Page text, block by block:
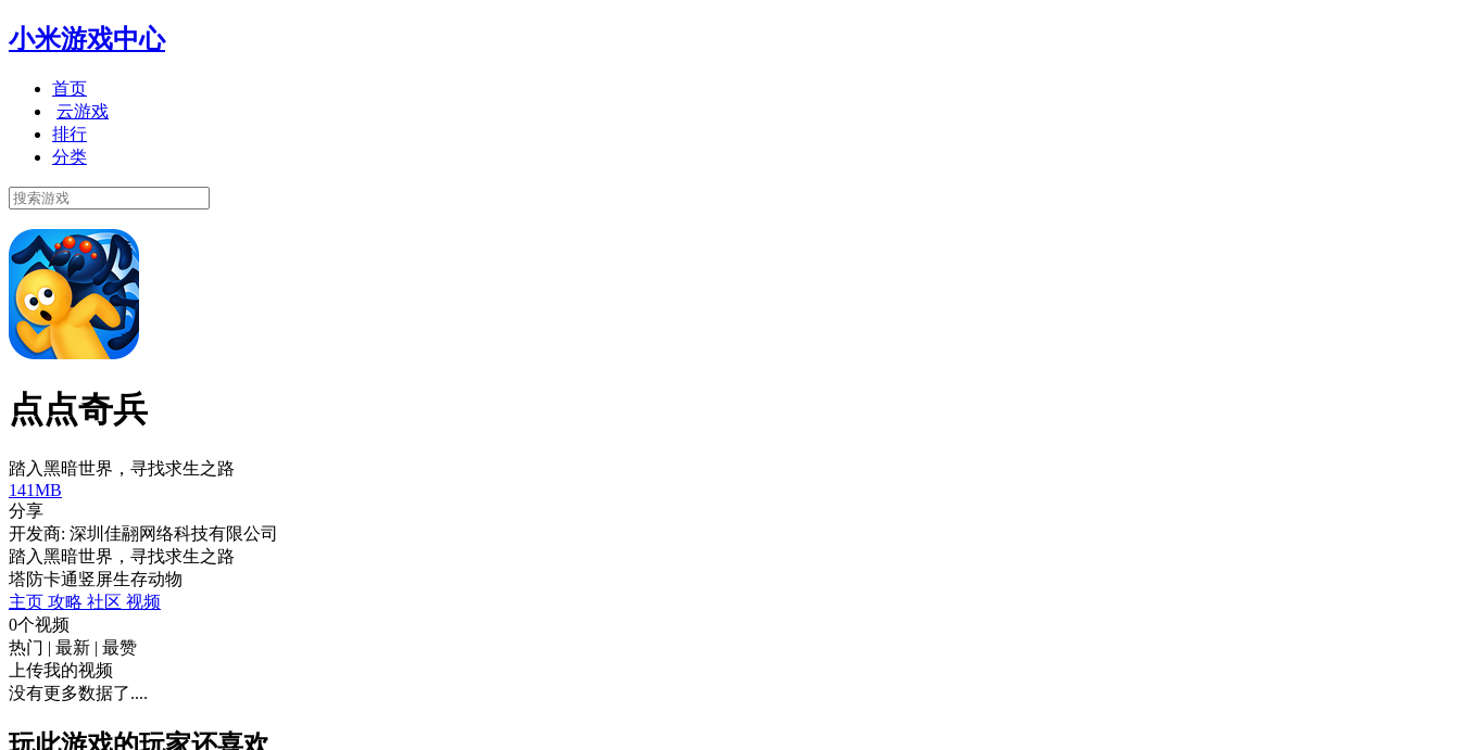
小米游戏中心
首页
云游戏
排行
分类
点点奇兵
踏入黑暗世界，寻找求生之路
141MB
分享
开发商: 深圳佳翮网络科技有限公司
踏入黑暗世界，寻找求生之路
塔防卡通竖屏生存动物
主页 攻略 社区 视频
0个视频
热门 | 最新 | 最赞
上传我的视频
没有更多数据了....
玩此游戏的玩家还喜欢